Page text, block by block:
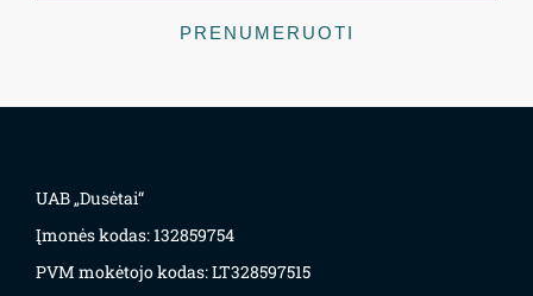
PRENUMERUOTI
UAB „Dusėtai“
Įmonės kodas: 132859754
PVM mokėtojo kodas: LT328597515